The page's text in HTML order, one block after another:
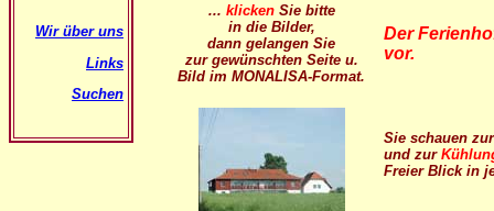
Wir über uns
Links
Suchen
... klickenSie bitte
in die Bilder,
dann gelangen Sie
zur gewünschten Seite u.
Bild im MONALISA-Format.
Der
vor.
Sie schauen
und zur
Freier Blick in